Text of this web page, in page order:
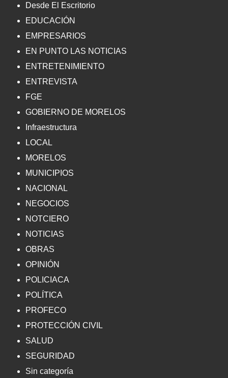
Desde El Escritorio
EDUCACIÓN
EMPRESARIOS
EN PUNTO LAS NOTICIAS
ENTRETENIMIENTO
ENTREVISTA
FGE
GOBIERNO DE MORELOS
Infraestructura
LOCAL
MORELOS
MUNICIPIOS
NACIONAL
NEGOCIOS
NOTCIERO
NOTICIAS
OBRAS
OPINIÓN
POLICIACA
POLÍTICA
PROFECO
PROTECCIÓN CIVIL
SALUD
SEGURIDAD
Sin categoría